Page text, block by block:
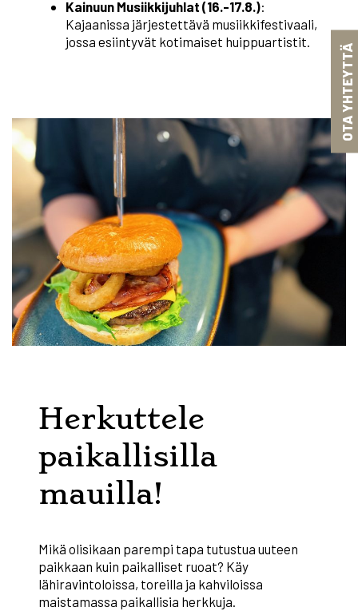
Kainuun Musiikkijuhlat (16.-17.8.):
Kajaanissa järjestettävä musiikkifestivaali,
jossa esiintyvät kotimaiset huippuartistit.
Herkuttele
paikallisilla
mauilla!
Mikä olisikaan parempi tapa tutustua uuteen
paikkaan kuin paikalliset ruoat? Käy
lähiravintoloissa, toreilla ja kahviloissa
maistamassa paikallisia herkkuja.
OTA YHTEYTTÄ